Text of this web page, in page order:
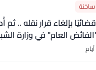
"انتصر
العام" في وزارة